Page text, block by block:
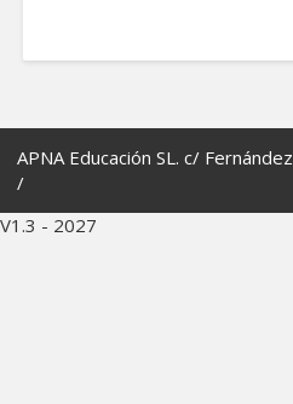
APNA Educación SL. c/
/
V1.3 - 2027